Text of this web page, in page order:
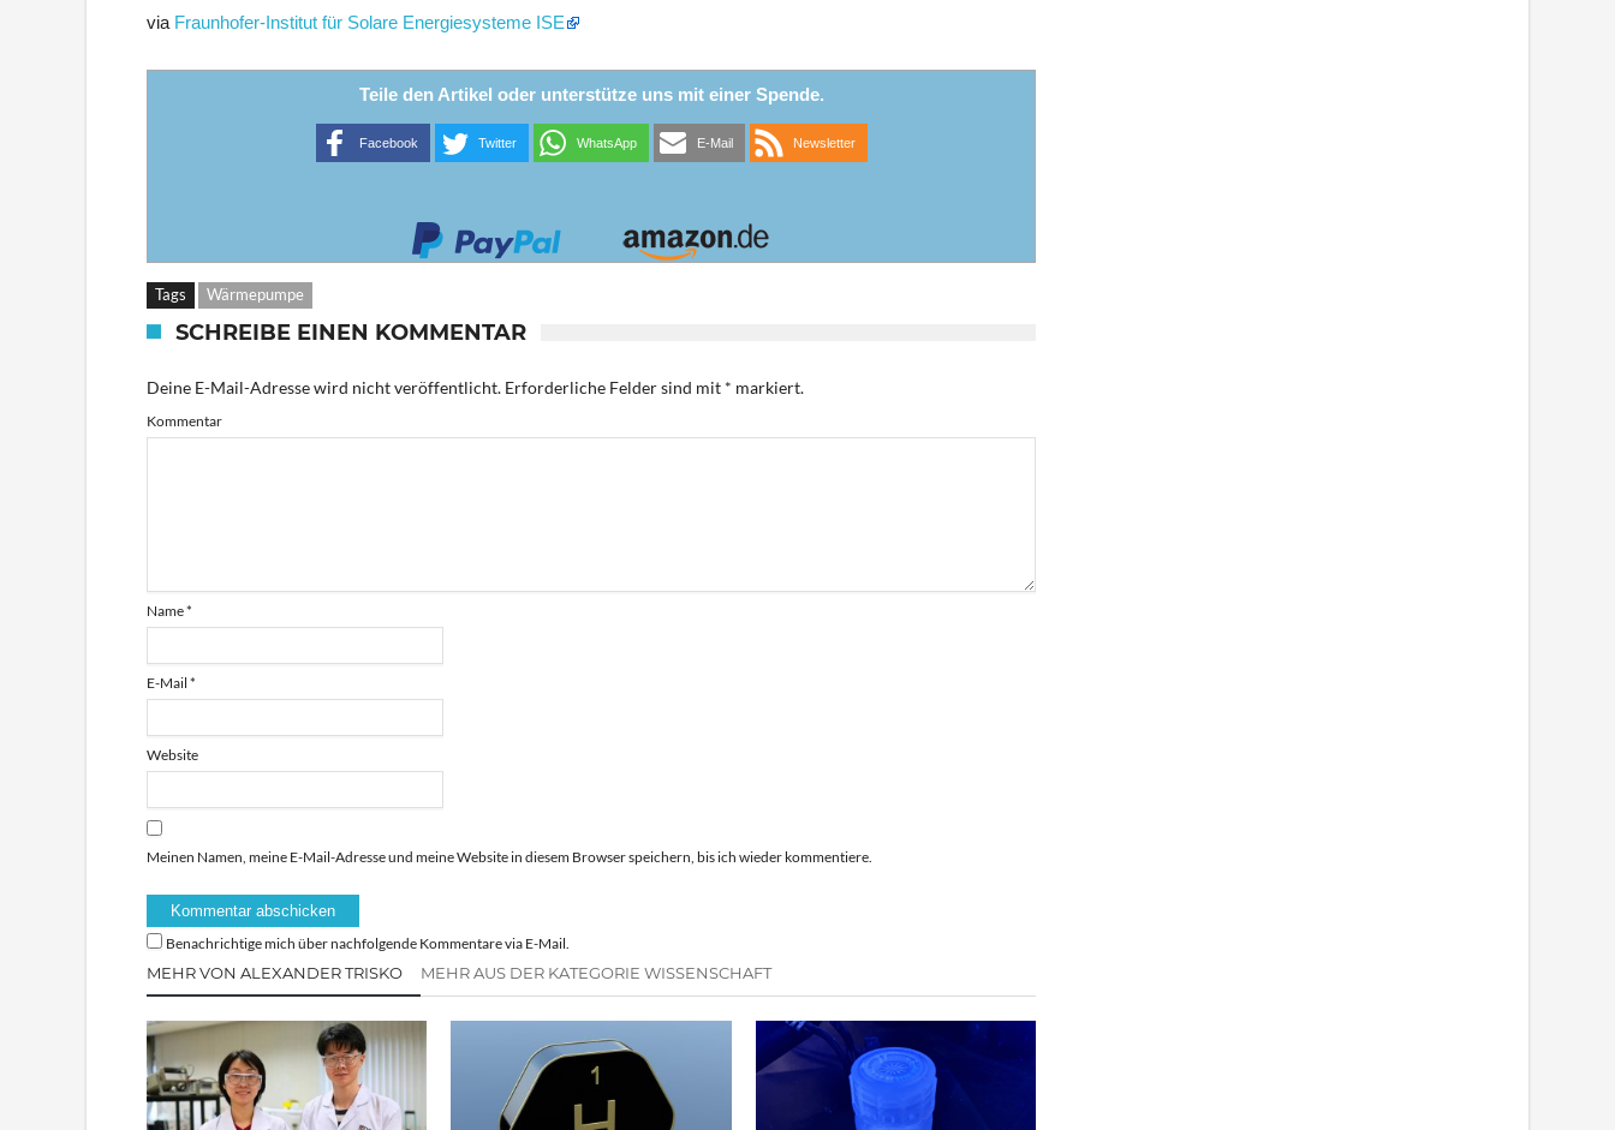
via Fraunhofer-Institut für Solare Energiesysteme ISE
Teile den Artikel oder unterstütze uns mit einer Spende.
Facebook Twitter WhatsApp E-Mail Newsletter
Tags Wärmepumpe
SCHREIBE EINEN KOMMENTAR
Deine E-Mail-Adresse wird nicht veröffentlicht. Erforderliche Felder sind mit * markiert.
Kommentar
Name*
E-Mail *
Website
Meinen Namen, meine E-Mail-Adresse und meine Website in diesem Browser speichern, bis ich wieder kommentiere.
Benachrichtige mich über nachfolgende Kommentare via E-Mail.
MEHR VON ALEXANDER TRISKO MEHR AUS DER KATEGORIE WISSENSCHAFT